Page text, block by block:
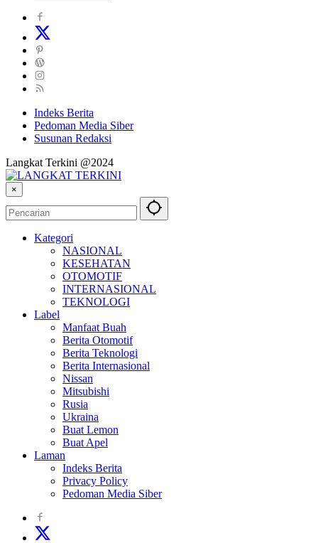
Indeks Berita
Pedoman Media Siber
Susunan Redaksi
Langkat Terkini @2024
×
Kategori
NASIONAL
KESEHATAN
OTOMOTIF
INTERNASIONAL
TEKNOLOGI
Label
Manfaat Buah
Berita Otomotif
Berita Teknologi
Berita Internasional
Nissan
Mitsubishi
Rusia
Ukraina
Buat Lemon
Buat Apel
Laman
Indeks Berita
Privacy Policy
Pedoman Media Siber